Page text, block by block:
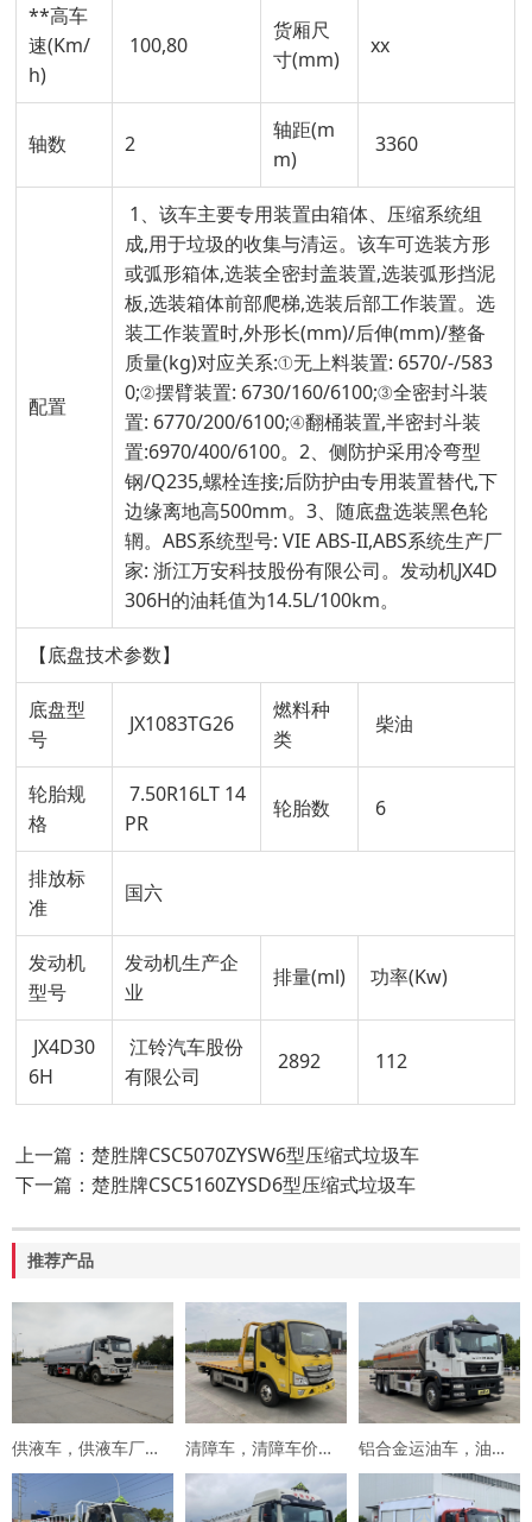
**高车
速(Km/
h)
100,80
货厢尺
寸(mm)
xx
轴数 2
轴距(m
m)
3360
配置
1、该车主要专用装置由箱体、压缩系统组
成,用于垃圾的收集与清运。该车可选装方形
或弧形箱体,选装全密封盖装置,选装弧形挡泥
板,选装箱体前部爬梯,选装后部工作装置。选
装工作装置时,外形长(mm)/后伸(mm)/整备
质量(kg)对应关系:①无上料装置: 6570/-/583
0;②摆臂装置: 6730/160/6100;③全密封斗装
置: 6770/200/6100;④翻桶装置,半密封斗装
置:6970/400/6100。2、侧防护采用冷弯型
钢/Q235,螺栓连接;后防护由专用装置替代,下
边缘离地高500mm。3、随底盘选装黑色轮
辋。ABS系统型号: VIE ABS-II,ABS系统生产厂
家: 浙江万安科技股份有限公司。发动机JX4D
306H的油耗值为14.5L/100km。
【底盘技术参数】
底盘型
号
JX1083TG26
燃料种
类
柴油
轮胎规
格
7.50R16LT 14
PR
轮胎数 6
排放标
准
国六
发动机
型号
发动机生产企
业
排量(ml) 功率(Kw)
JX4D30
6H
江铃汽车股份
有限公司
2892 112
上一篇：楚胜牌CSC5070ZYSW6型压缩式垃圾车
下一篇：楚胜牌CSC5160ZYSD6型压缩式垃圾车
推荐产品
供液车，供液车厂家，专用车厂家，楚胜集团 清障车，清障车价格，楚胜集团 铝合金运油车，油罐车，楚胜汽车集团